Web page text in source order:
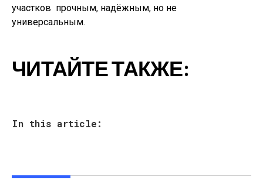
участков  прочным, надёжным, но не
универсальным.
ЧИТАЙТЕ ТАКЖЕ:
In this article: